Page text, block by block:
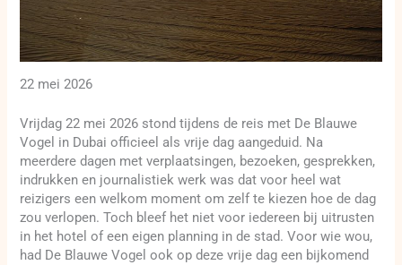
22 mei 2026
Vrijdag 22 mei 2026 stond tijdens de reis met De Blauwe
Vogel in Dubai officieel als vrije dag aangeduid. Na
meerdere dagen met verplaatsingen, bezoeken, gesprekken,
indrukken en journalistiek werk was dat voor heel wat
reizigers een welkom moment om zelf te kiezen hoe de dag
zou verlopen. Toch bleef het niet voor iedereen bij uitrusten
in het hotel of een eigen planning in de stad. Voor wie wou,
had De Blauwe Vogel ook op deze vrije dag een bijkomend